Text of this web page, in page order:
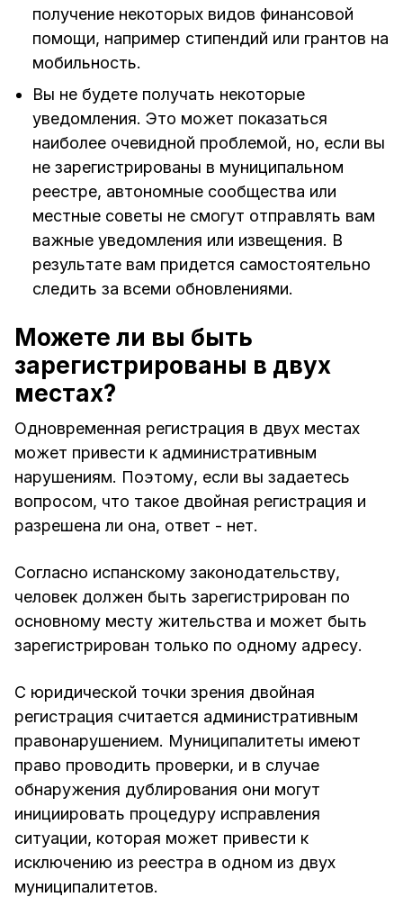
получение некоторых видов финансовой
помощи, например стипендий или грантов на
мобильность.
Вы не будете получать некоторые
уведомления. Это может показаться
наиболее очевидной проблемой, но, если вы
не зарегистрированы в муниципальном
реестре, автономные сообщества или
местные советы не смогут отправлять вам
важные уведомления или извещения. В
результате вам придется самостоятельно
следить за всеми обновлениями.
Можете ли вы быть
зарегистрированы в двух
местах?
Одновременная регистрация в двух местах
может привести к административным
нарушениям. Поэтому, если вы задаетесь
вопросом, что такое двойная регистрация и
разрешена ли она, ответ - нет.
Согласно испанскому законодательству,
человек должен быть зарегистрирован по
основному месту жительства и может быть
зарегистрирован только по одному адресу.
С юридической точки зрения двойная
регистрация считается административным
правонарушением. Муниципалитеты имеют
право проводить проверки, и в случае
обнаружения дублирования они могут
инициировать процедуру исправления
ситуации, которая может привести к
исключению из реестра в одном из двух
муниципалитетов.